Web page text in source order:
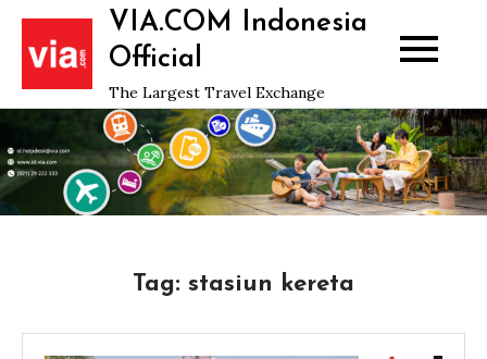
Skip
content
VIA.COM Indonesia
Official
The Largest Travel Exchange
Tag: stasiun kereta